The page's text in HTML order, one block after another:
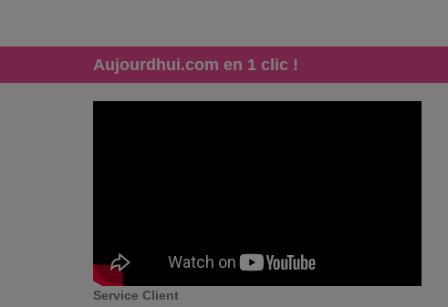
Aujourdhui.com en 1 clic !
Service Client